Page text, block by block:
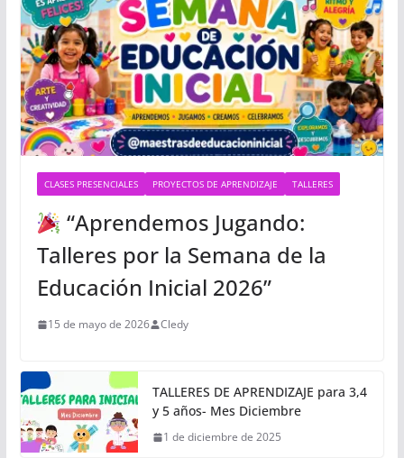
CLASES PRESENCIALES PROYECTOS DE APRENDIZAJE TALLERES
“Aprendemos Jugando:
Talleres por la Semana de la
Educación Inicial 2026”
15 de mayo de 2026 Cledy
TALLERES DE APRENDIZAJE para 3,4
y 5 años- Mes Diciembre
1 de diciembre de 2025